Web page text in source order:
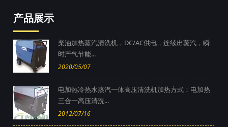
产品展示
柴油加热蒸汽清洗机，DC/AC供电，连续出蒸汽，瞬
时产气节能...
2020/05/07
电加热冷热水蒸汽一体高压清洗机加热方式：电加热
三合一高压清洗...
2012/07/16